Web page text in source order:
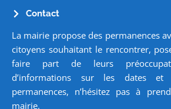
Contact
La mairie propose des permanences
citoyens souhaitant le rencontrer,
faire part de leurs
d’informations sur les dates
permanences, n’hésitez pas à
mairie.